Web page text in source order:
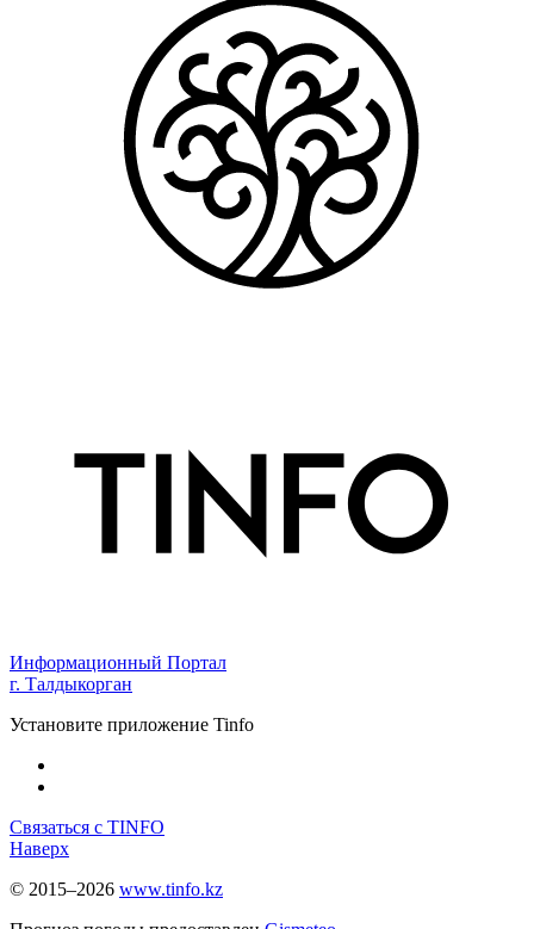
Информационный Портал
г. Талдыкорган
Установите приложение Tinfo
Связаться с TINFO
Наверх
© 2015–2026 www.tinfo.kz